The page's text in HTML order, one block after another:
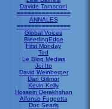
Davide Tarasconi
===============
ANNALES
===============
Global Voices
BleedingEdge
First Monday
Ted
Le Blog Medias
Joi Ito
David Weinberger
Dan Gillmor
Kevin Kelly
Hossein Derakhshan
Alfonso Fuggetta
Doc Searls